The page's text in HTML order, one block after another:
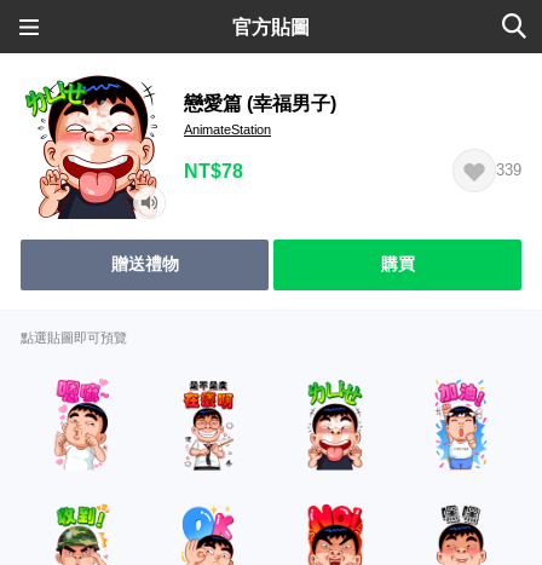
官方貼圖
戀愛篇 (幸福男子)
AnimateStation
NT$78 339
贈送禮物 購買
點選貼圖即可預覽